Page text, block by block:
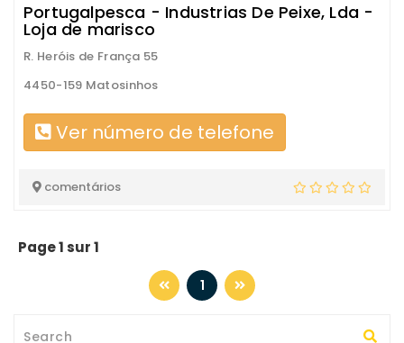
Portugalpesca - Industrias De Peixe, Lda -
Loja de marisco
R. Heróis de França 55
4450-159 Matosinhos
Ver número de telefone
comentários
Page 1 sur 1
1